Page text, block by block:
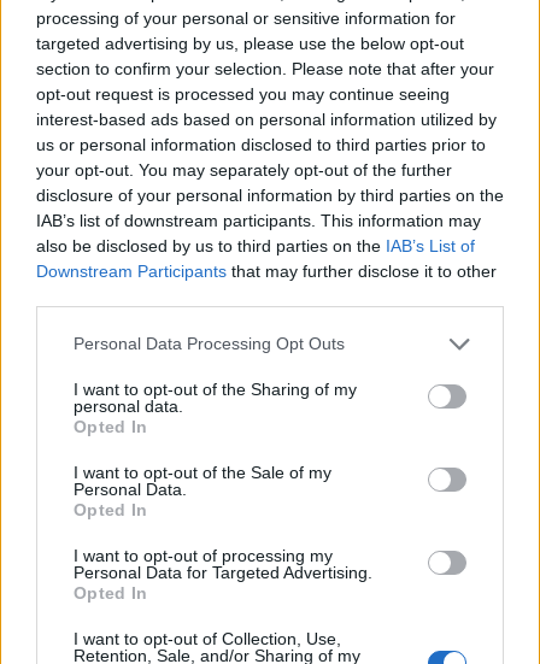
processing of your personal or sensitive information for
targeted advertising by us, please use the below opt-out
section to confirm your selection. Please note that after your
opt-out request is processed you may continue seeing
interest-based ads based on personal information utilized by
us or personal information disclosed to third parties prior to
your opt-out. You may separately opt-out of the further
disclosure of your personal information by third parties on the
IAB’s list of downstream participants. This information may
also be disclosed by us to third parties on the IAB’s List of
Downstream Participants that may further disclose it to other
Personal Data Processing Opt Outs
I want to opt-out of the Sharing of my
personal data.
Opted In
I want to opt-out of the Sale of my
Personal Data.
Opted In
I want to opt-out of processing my
Personal Data for Targeted Advertising.
Opted In
I want to opt-out of Collection, Use,
Retention, Sale, and/or Sharing of my
Dominic Solanke on Instagram.
pic.twitter.com/PjpiC09tIW
— Alasdair Gold (@AlasdairGold)December 12,
2025
Il rientro
“Tutti quelli che erano disponibili per lo Sparta Praga sono
disponibili per il Forest.Credo che sia una buona notizia
per Dom (Solanke,sui social ha fatto capire di star meglio),
ha rimediato l’infortunio a luglio e si trascina da un po’.
Quando tornerà ad allenarsi a pieno regime e sarà
disponibile, dirò qualcosa. Sono felice di rispondere a tutte
queste domande,ma mi annoiano un po
‘. Brennan
Johnson aveva solo un piccolo problema e tornerà per il
Forest”